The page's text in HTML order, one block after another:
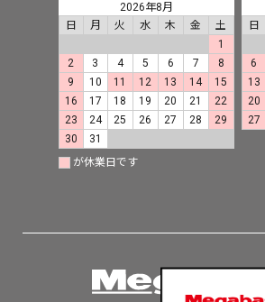
2026年8月
日
月 火 水 木 金
土
1
2
3 4 5 6 7
8
9
10 11 12 13 14
15
16
17 18 19 20 21
22
23
24 25 26 27 28
29
30
31
日
6
13
20
27
が休業日です